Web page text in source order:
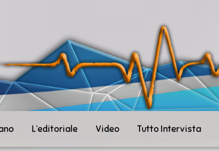
L’editoriale Video Tutto Intervista